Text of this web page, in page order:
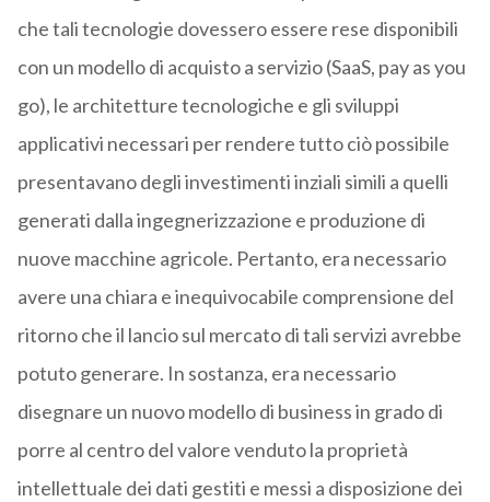
che tali tecnologie dovessero essere rese disponibili
con un modello di acquisto a servizio (SaaS, pay as you
go), le architetture tecnologiche e gli sviluppi
applicativi necessari per rendere tutto ciò possibile
presentavano degli investimenti inziali simili a quelli
generati dalla ingegnerizzazione e produzione di
nuove macchine agricole. Pertanto, era necessario
avere una chiara e inequivocabile comprensione del
ritorno che il lancio sul mercato di tali servizi avrebbe
potuto generare. In sostanza, era necessario
disegnare un nuovo modello di business in grado di
porre al centro del valore venduto la proprietà
intellettuale dei dati gestiti e messi a disposizione dei